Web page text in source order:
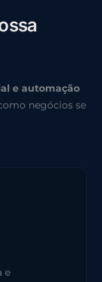
ssa
e automação
negócios se
e